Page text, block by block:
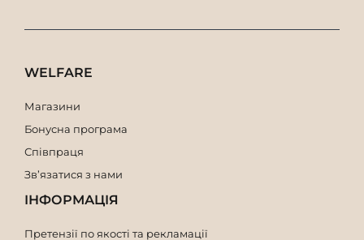
WELFARE
Магазини
Бонусна програма
Співпраця
Зв’язатися з нами
ІНФОРМАЦІЯ
Претензії по якості та рекламації